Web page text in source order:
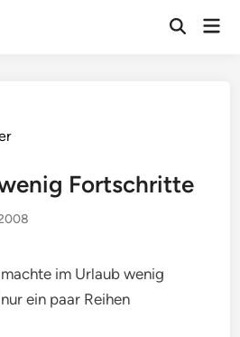
Fortschritte
im Urlaub wenig
ein paar Reihen